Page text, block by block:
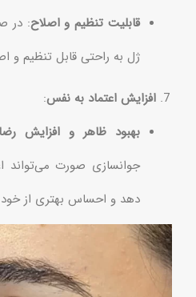
قابلیت تنظیم و اصلاح: در
ژل به راحتی قابل تنظیم و
افزایش اعتماد به نفس:
بهبود ظاهر و افزایش
جوانسازی صورت می‌تواند
دهد و احساس بهتری از